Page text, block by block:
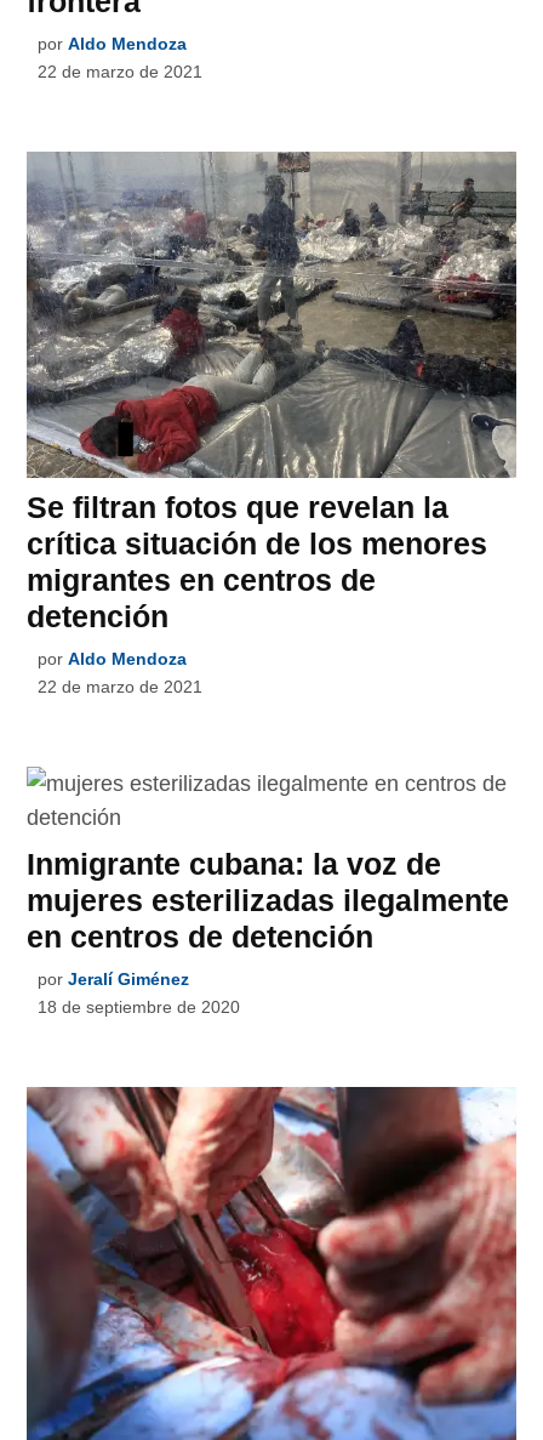
por Aldo Mendoza
22 de marzo de 2021
Se filtran fotos que revelan la
crítica situación de los menores
migrantes en centros de
detención
por Aldo Mendoza
22 de marzo de 2021
Inmigrante cubana: la voz de
mujeres esterilizadas ilegalmente
en centros de detención
por Jeralí Giménez
18 de septiembre de 2020